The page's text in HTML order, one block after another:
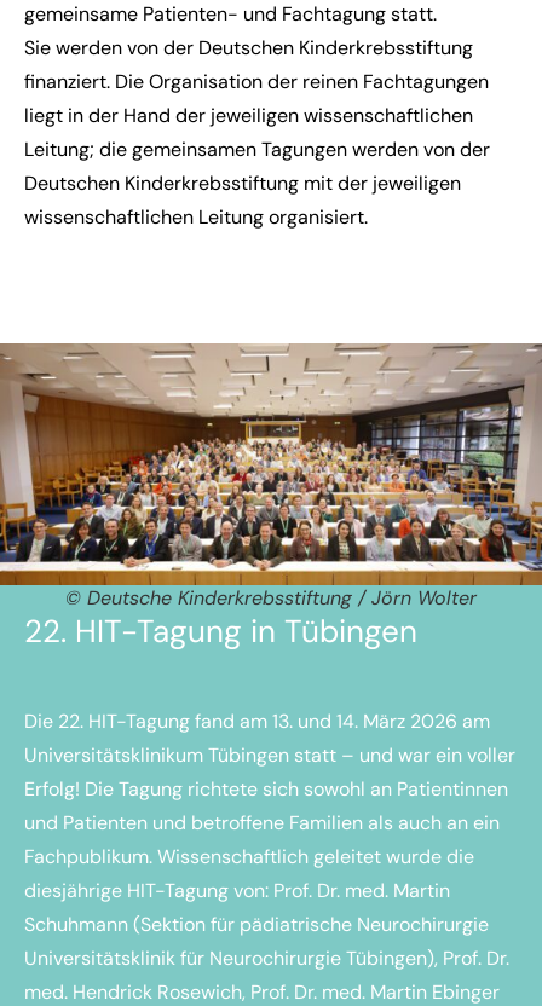
gemeinsame Patienten- und Fachtagung statt.
Sie werden von der Deutschen Kinderkrebsstiftung
finanziert. Die Organisation der reinen Fachtagungen
liegt in der Hand der jeweiligen wissenschaftlichen
Leitung; die gemeinsamen Tagungen werden von der
Deutschen Kinderkrebsstiftung mit der jeweiligen
wissenschaftlichen Leitung organisiert.
© Deutsche Kinderkrebsstiftung / Jörn Wolter
22. HIT-Tagung in Tübingen
Die 22. HIT-Tagung fand am 13. und 14. März 2026 am
Universitätsklinikum Tübingen statt – und war ein voller
Erfolg! Die Tagung richtete sich sowohl an Patientinnen
und Patienten und betroffene Familien als auch an ein
Fachpublikum. Wissenschaftlich geleitet wurde die
diesjährige HIT-Tagung von: Prof. Dr. med. Martin
Schuhmann (Sektion für pädiatrische Neurochirurgie
Universitätsklinik für Neurochirurgie Tübingen), Prof. Dr.
med. Hendrick Rosewich, Prof. Dr. med. Martin Ebinger